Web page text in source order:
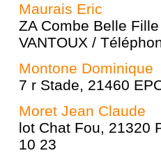
Maurais Eric
ZA Combe Belle
VANTOUX /
Montone Dominique
7 r Stade, 21460
Moret Jean Claude
lot Chat Fou, 21320
10 23